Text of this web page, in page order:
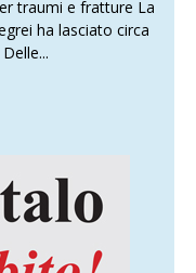
traumi e fratture La
ha lasciato circa